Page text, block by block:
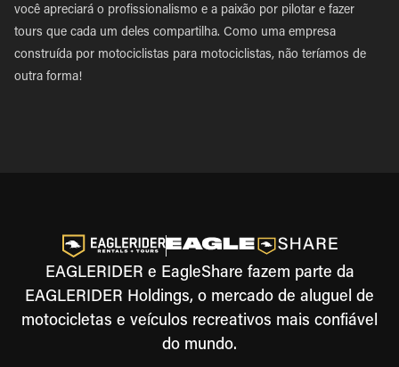
você apreciará o profissionalismo e a paixão por pilotar e fazer
tours que cada um deles compartilha. Como uma empresa
construída por motociclistas para motociclistas, não teríamos de
outra forma!
EAGLERIDER e EagleShare fazem parte da
EAGLERIDER Holdings, o mercado de aluguel de
motocicletas e veículos recreativos mais confiável
do mundo.